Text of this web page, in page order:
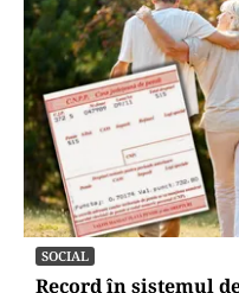
SOCIAL
Record în sistemul